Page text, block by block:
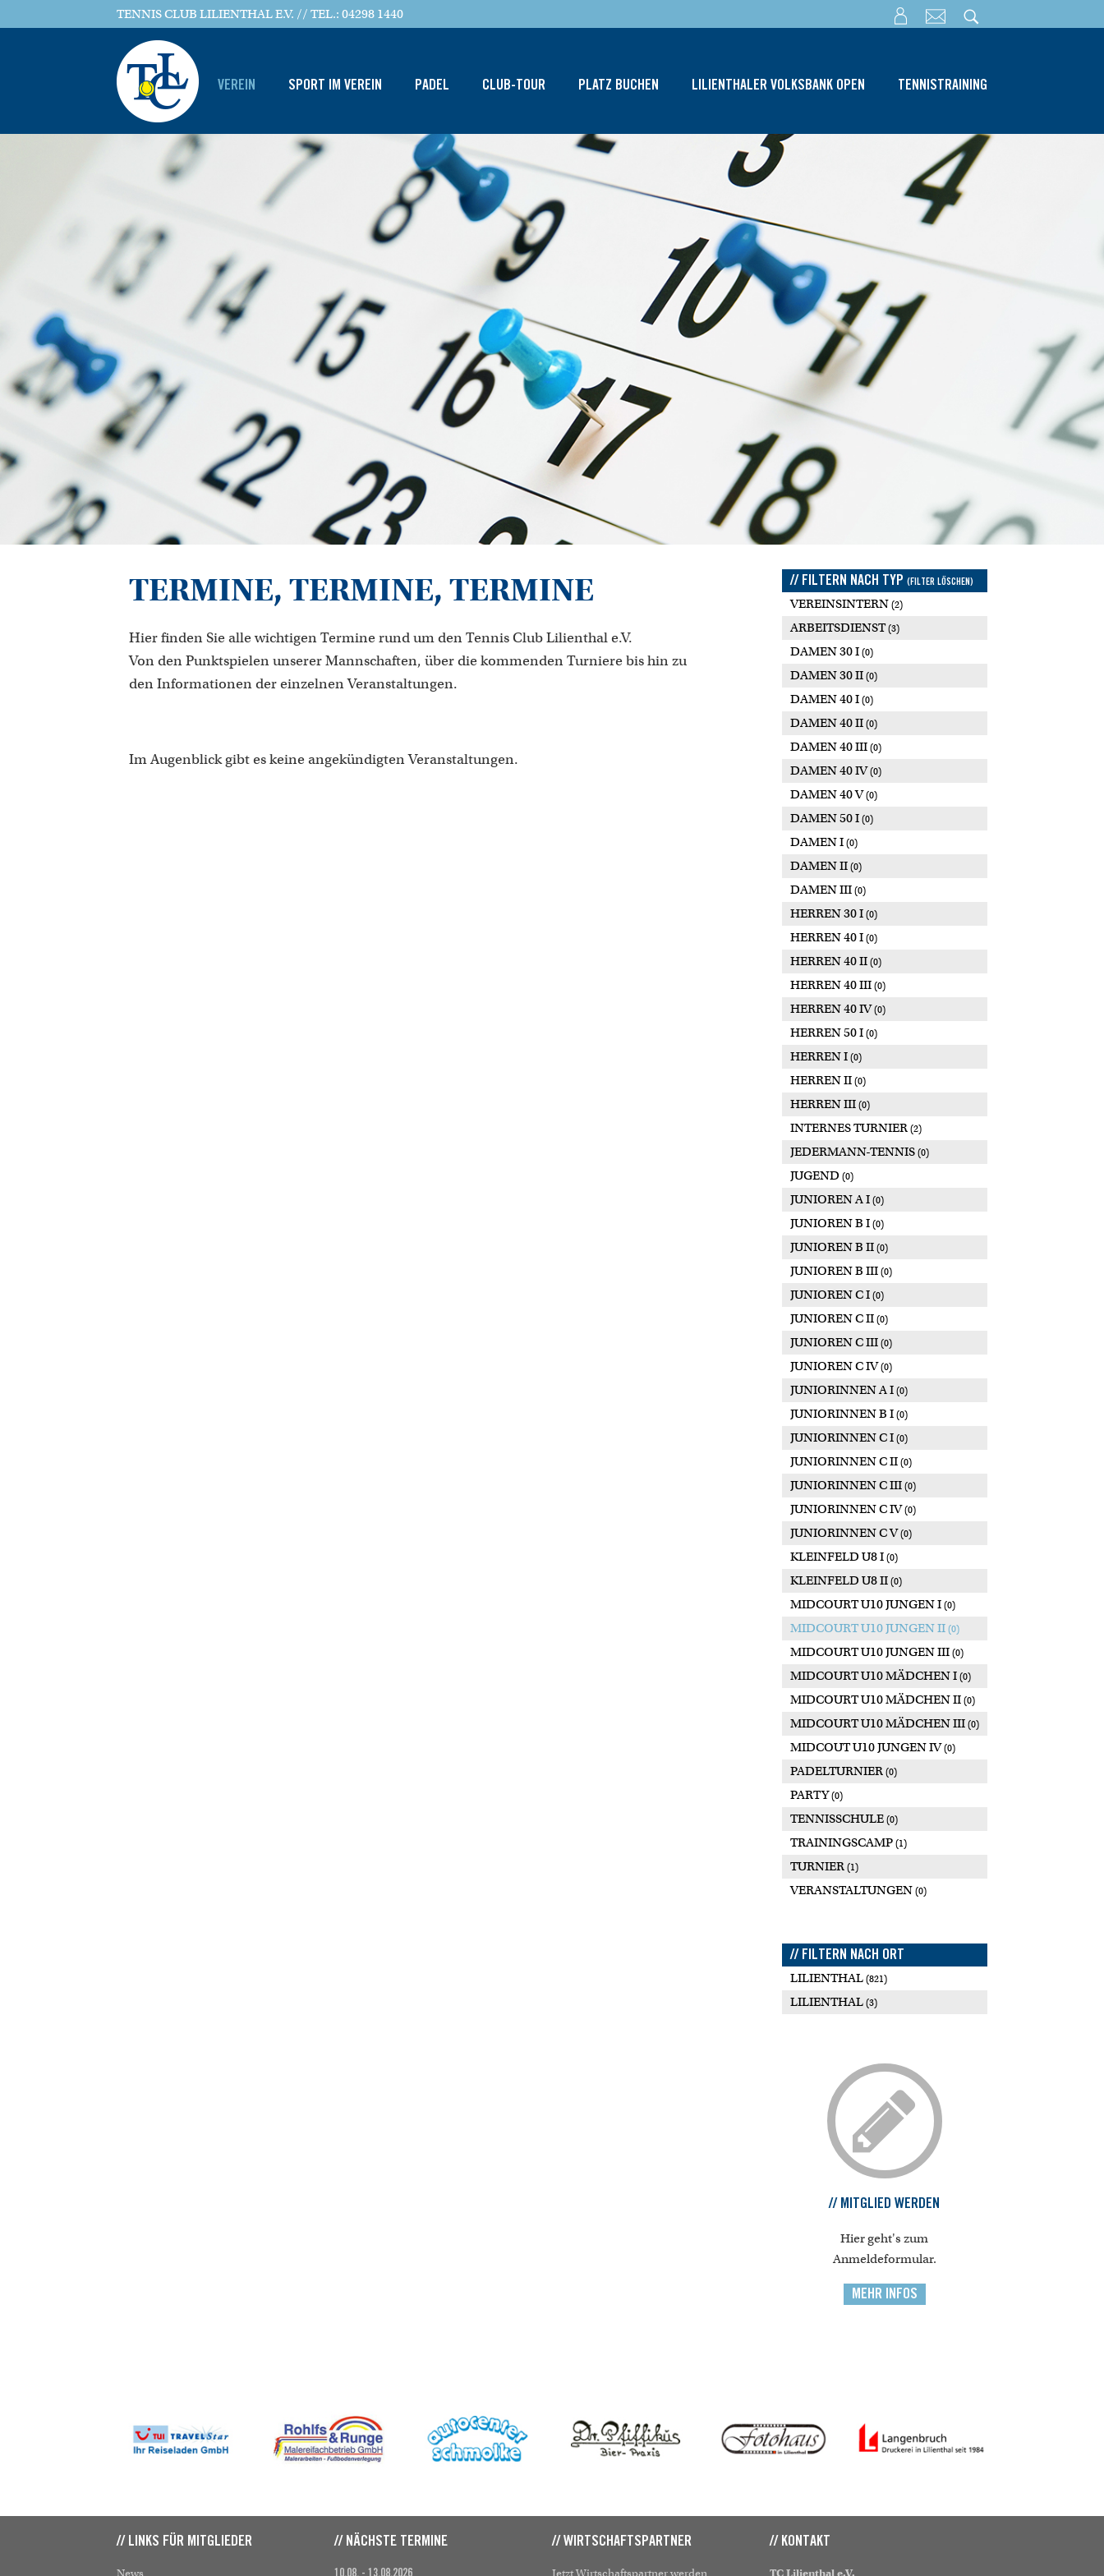
TENNIS CLUB LILIENTHAL E.V. // TEL.: 04298 1440
VEREIN SPORT IM VEREIN PADEL CLUB-TOUR PLATZ BUCHEN LILIENTHALER VOLKSBANK OPEN TENNISTRAINING
TERMINE, TERMINE, TERMINE
Hier finden Sie alle wichtigen Termine rund um den Tennis Club Lilienthal e.V.
Von den Punktspielen unserer Mannschaften, über die kommenden Turniere bis hin zu
den Informationen der einzelnen Veranstaltungen.
Im Augenblick gibt es keine angekündigten Veranstaltungen.
// FILTERN NACH TYP (FILTER LÖSCHEN)
VEREINSINTERN (2)
ARBEITSDIENST(3)
DAMEN 30 I (0)
DAMEN 30 II (0)
DAMEN 40 I (0)
DAMEN 40 II (0)
DAMEN 40 III (0)
DAMEN 40 IV(0)
DAMEN 40 V(0)
DAMEN 50 I (0)
DAMEN I (0)
DAMEN II (0)
DAMEN III (0)
HERREN 30 I (0)
HERREN 40 I (0)
HERREN 40 II (0)
HERREN 40 III (0)
HERREN 40 IV(0)
HERREN 50 I (0)
HERREN I (0)
HERREN II (0)
HERREN III (0)
INTERNES TURNIER (2)
JEDERMANN-TENNIS (0)
JUGEND (0)
JUNIOREN A I (0)
JUNIOREN B I (0)
JUNIOREN B II (0)
JUNIOREN B III (0)
JUNIOREN C I (0)
JUNIOREN C II (0)
JUNIOREN C III (0)
JUNIOREN C IV(0)
JUNIORINNEN A I (0)
JUNIORINNEN B I (0)
JUNIORINNEN C I (0)
JUNIORINNEN C II (0)
JUNIORINNEN C III (0)
JUNIORINNEN C IV(0)
JUNIORINNEN C V(0)
KLEINFELD U8 I (0)
KLEINFELD U8 II (0)
MIDCOURT U10 JUNGEN I (0)
MIDCOURT U10 JUNGEN II (0)
MIDCOURT U10 JUNGEN III (0)
MIDCOURT U10 MÄDCHEN I (0)
MIDCOURT U10 MÄDCHEN II (0)
MIDCOURT U10 MÄDCHEN III (0)
MIDCOUT U10 JUNGEN IV(0)
PADELTURNIER (0)
PARTY(0)
TENNISSCHULE (0)
TRAININGSCAMP (1)
TURNIER (1)
VERANSTALTUNGEN (0)
// FILTERN NACH ORT
LILIENTHAL (821)
LILIENTHAL (3)
// MITGLIED WERDEN
Hier geht's zum
Anmeldeformular.
MEHR INFOS
// LINKS FÜR MITGLIEDER // NÄCHSTE TERMINE // WIRTSCHAFTSPARTNER // KONTAKT
10.08. - 13.08.2026